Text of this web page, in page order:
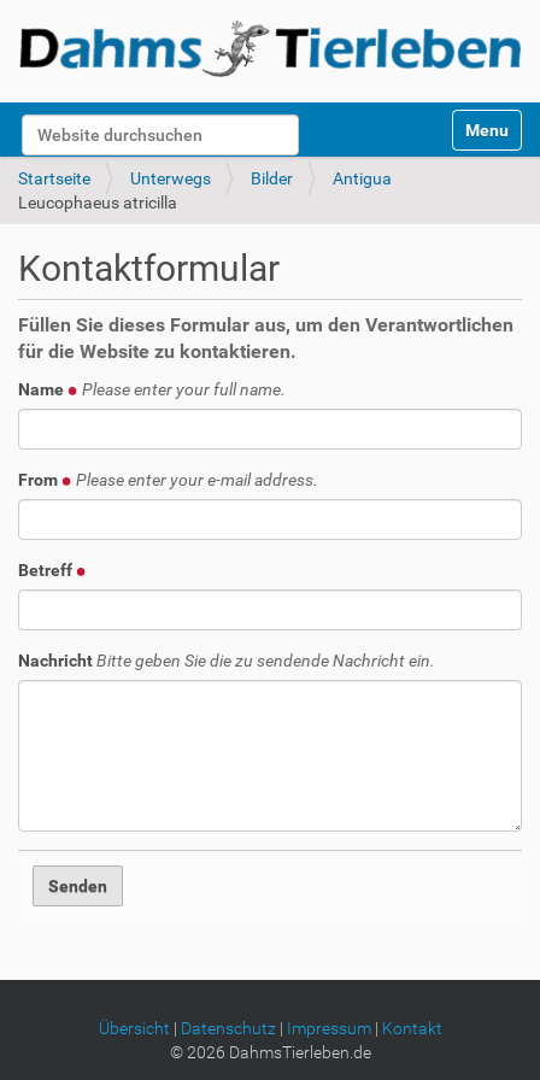
Website durchsuchen
k
Toggle
Startseite Unterwegs Bilder
Antigua
Leucophaeus atricilla
Kontaktformular
Füllen Sie dieses Formular aus, um den Verantwortlichen
für die Website zu kontaktieren.
Name Please enter your full name.
From Please enter your e-mail address.
Betreff
NachrichtBitte geben Sie die zu sendende Nachricht ein.
Übersicht | Datenschutz| Impressum| Kontakt
©2026 DahmsTierleben.de